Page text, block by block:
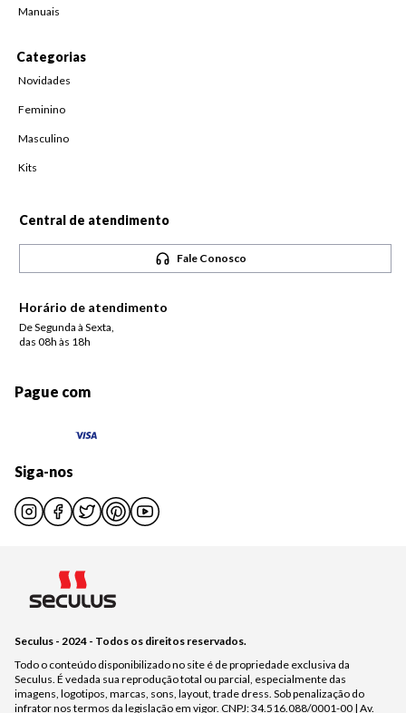
Manuais
Categorias
Novidades
Feminino
Masculino
Kits
Central de atendimento
Fale Conosco
Horário de atendimento
De Segunda à Sexta,
das 08h às 18h
Pague com
Siga-nos
Seculus - 2024 - Todos os direitos reservados.
Todo o conteúdo disponibilizado no site é de propriedade exclusiva da
Seculus. É vedada sua reprodução total ou parcial, especialmente das
imagens, logotipos, marcas, sons, layout, trade dress. Sob penalização do
infrator nos termos da legislação em vigor. CNPJ: 34.516.088/0001-00 | Av.